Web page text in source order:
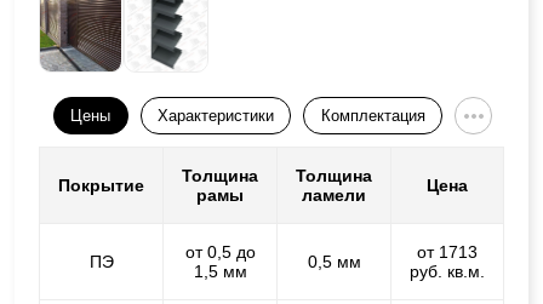
Цены Характеристики Комплектация
Покрытие
Толщина
рамы
Толщина
ламели
Цена
ПЭ
от 0,5 до
1,5 мм
0,5 мм
от 1713
руб. кв.м.